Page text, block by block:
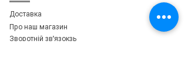
Доставка
Про наш магазин
Зворотній зв'язокзь